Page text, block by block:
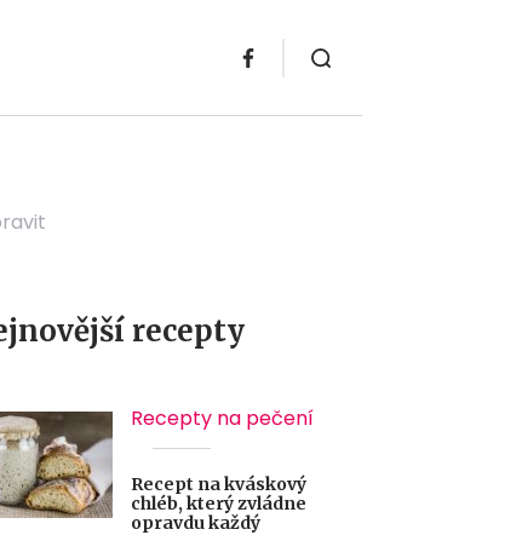
recepty
Recepty na pečení
Recept na kváskový
chléb, který zvládne
opravdu každý